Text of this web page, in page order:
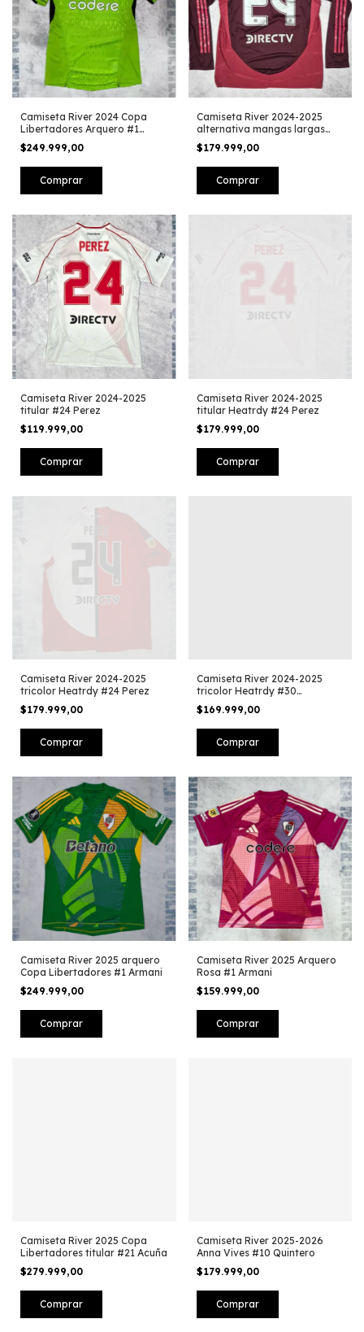
Camiseta River 2024 Copa
Libertadores Arquero #1
Armani
$249.999,00
Comprar
Camiseta River 2024-2025
alternativa mangas largas
#24 Perez
$179.999,00
Comprar
Camiseta River 2024-2025
titular #24 Perez
$119.999,00
Comprar
Camiseta River 2024-2025
titular Heatrdy #24 Perez
$179.999,00
Comprar
Camiseta River 2024-2025
tricolor Heatrdy #24 Perez
$179.999,00
Comprar
Camiseta River 2024-2025
tricolor Heatrdy #30
Mastantuono
$169.999,00
Comprar
Camiseta River 2025 arquero
Copa Libertadores #1 Armani
$249.999,00
Comprar
Camiseta River 2025 Arquero
Rosa #1 Armani
$159.999,00
Comprar
Camiseta River 2025 Copa
Libertadores titular #21 Acuña
$279.999,00
Comprar
Camiseta River 2025-2026
Anna Vives #10 Quintero
$179.999,00
Comprar